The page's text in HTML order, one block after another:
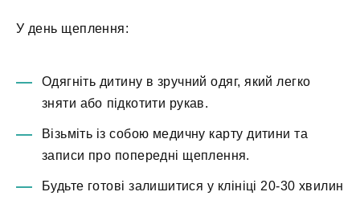
У день щеплення:
Одягніть дитину в зручний одяг, який легко
зняти або підкотити рукав.
Візьміть із собою медичну карту дитини та
записи про попередні щеплення.
Будьте готові залишитися у клініці 20-30 хвилин